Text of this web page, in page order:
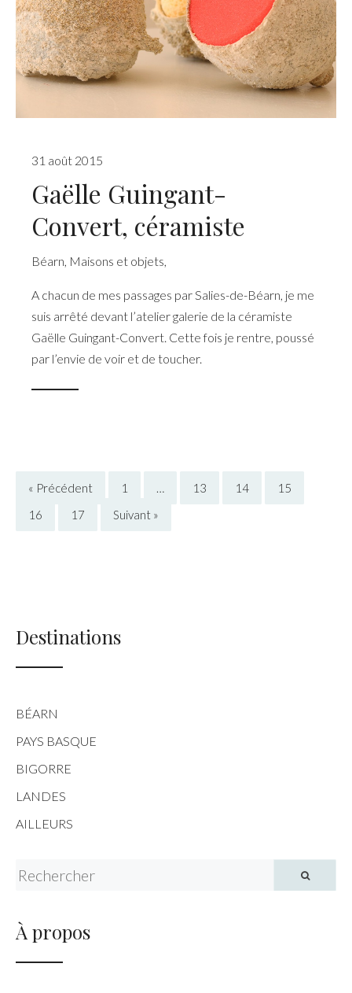
31 août 2015
Gaëlle Guingant-
Convert, céramiste
Béarn, Maisons et objets,
A chacun de mes passages par Salies-de-Béarn, je me
suis arrêté devant l’atelier galerie de la céramiste
Gaëlle Guingant-Convert. Cette fois je rentre, poussé
par l’envie de voir et de toucher.
« Précédent 1 … 13 14
15
16
17 Suivant »
Destinations
BÉARN
PAYS BASQUE
BIGORRE
LANDES
AILLEURS
Search for:
À propos